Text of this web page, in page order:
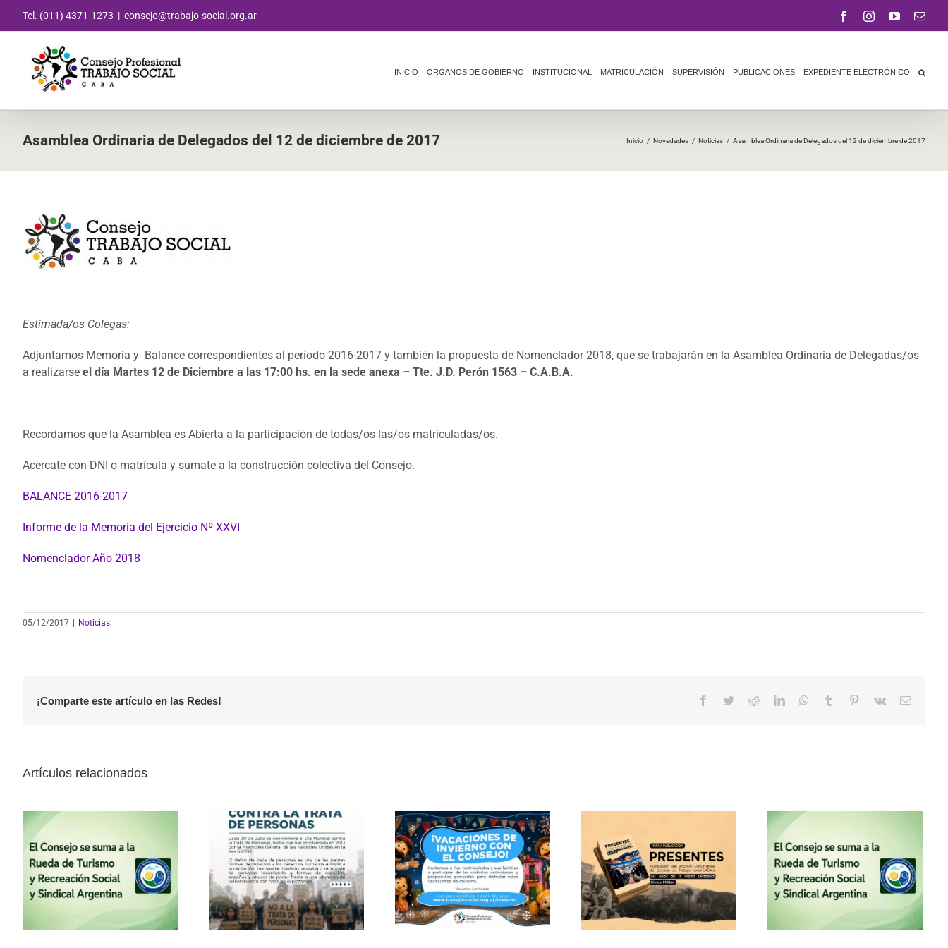
Tel. (011) 4371-1273 | consejo@trabajo-social.org.ar FacebookInstagramYouTube
INICIO ORGANOS DE GOBIERNO INSTITUCIONAL MATRICULACIÓN SUPERVISIÓN PUBLICACIONES EXPEDIENTE ELECTRÓNICO
Asamblea Ordinaria de Delegados del 12 de diciembre de 2017 Inicio / Novedades / Noticias / Asamblea Ordinaria de Delegados del 12 de diciembre de 2017
Estimada/os Colegas:
Adjuntamos Memoria y Balance correspondientes al período 2016-2017 y también la propuesta de Nomenclador 2018, que se trabajarán en la Asamblea Ordinaria de Delegadas/os
a realizarse el día Martes 12 de Diciembre a las 17:00 hs. en la sede anexa – Tte. J.D. Perón 1563 – C.A.B.A.
Recordamos que la Asamblea es Abierta a la participación de todas/os las/os matriculadas/os.
Acercate con DNI o matrícula y sumate a la construcción colectiva del Consejo.
BALANCE 2016-2017
Informe de la Memoria del Ejercicio Nº XXVI
Nomenclador Año 2018
05/12/2017 Noticias
¡Comparte este artículo en las Redes! Facebook
TwitterRedditLinkedInWhatsApp
Tumblr Pinterest
Vk
Correo
Artículos relacionados
30 de julio – Día Mundial
contra la Trata de
Personas
Vacaciones de invierno
con el Consejo
Publicación: Archivo
documental del Consejo
de Trabajo Social CABA
El Consejo se suma a la
Rueda de Turismo y
Recreación Social y
Sindical Argentina